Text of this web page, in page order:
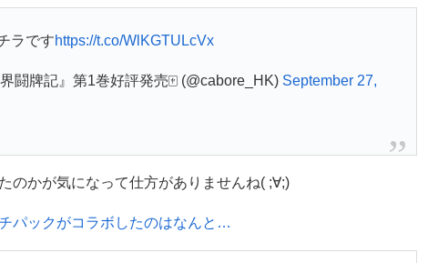
ラですhttps://t.co/WlKGTULcVx
闘牌記』第1巻好評発売🀄 (@cabore_HK) September 27,
のかが気になって仕方がありませんね( ;∀;)
パックがコラボしたのはなんと…